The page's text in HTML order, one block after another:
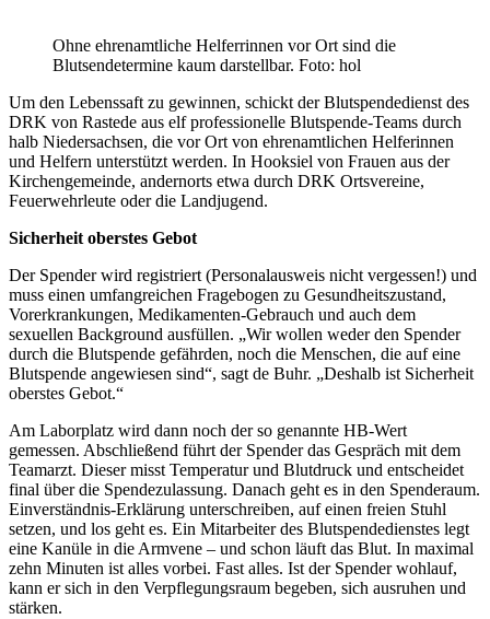
Ohne ehrenamtliche Helferrinnen vor Ort sind die
Blutsendetermine kaum darstellbar. Foto: hol
Um den Lebenssaft zu gewinnen, schickt der Blutspendedienst des
DRK von Rastede aus elf professionelle Blutspende-Teams durch
halb Niedersachsen, die vor Ort von ehrenamtlichen Helferinnen
und Helfern unterstützt werden. In Hooksiel von Frauen aus der
Kirchengemeinde, andernorts etwa durch DRK Ortsvereine,
Feuerwehrleute oder die Landjugend.
Sicherheit oberstes Gebot
Der Spender wird registriert (Personalausweis nicht vergessen!) und
muss einen umfangreichen Fragebogen zu Gesundheitszustand,
Vorerkrankungen, Medikamenten-Gebrauch und auch dem
sexuellen Background ausfüllen. „Wir wollen weder den Spender
durch die Blutspende gefährden, noch die Menschen, die auf eine
Blutspende angewiesen sind“, sagt de Buhr. „Deshalb ist Sicherheit
oberstes Gebot.“
Am Laborplatz wird dann noch der so genannte HB-Wert
gemessen. Abschließend führt der Spender das Gespräch mit dem
Teamarzt. Dieser misst Temperatur und Blutdruck und entscheidet
final über die Spendezulassung. Danach geht es in den Spenderaum.
Einverständnis-Erklärung unterschreiben, auf einen freien Stuhl
setzen, und los geht es. Ein Mitarbeiter des Blutspendedienstes legt
eine Kanüle in die Armvene – und schon läuft das Blut. In maximal
zehn Minuten ist alles vorbei. Fast alles. Ist der Spender wohlauf,
kann er sich in den Verpflegungsraum begeben, sich ausruhen und
stärken.